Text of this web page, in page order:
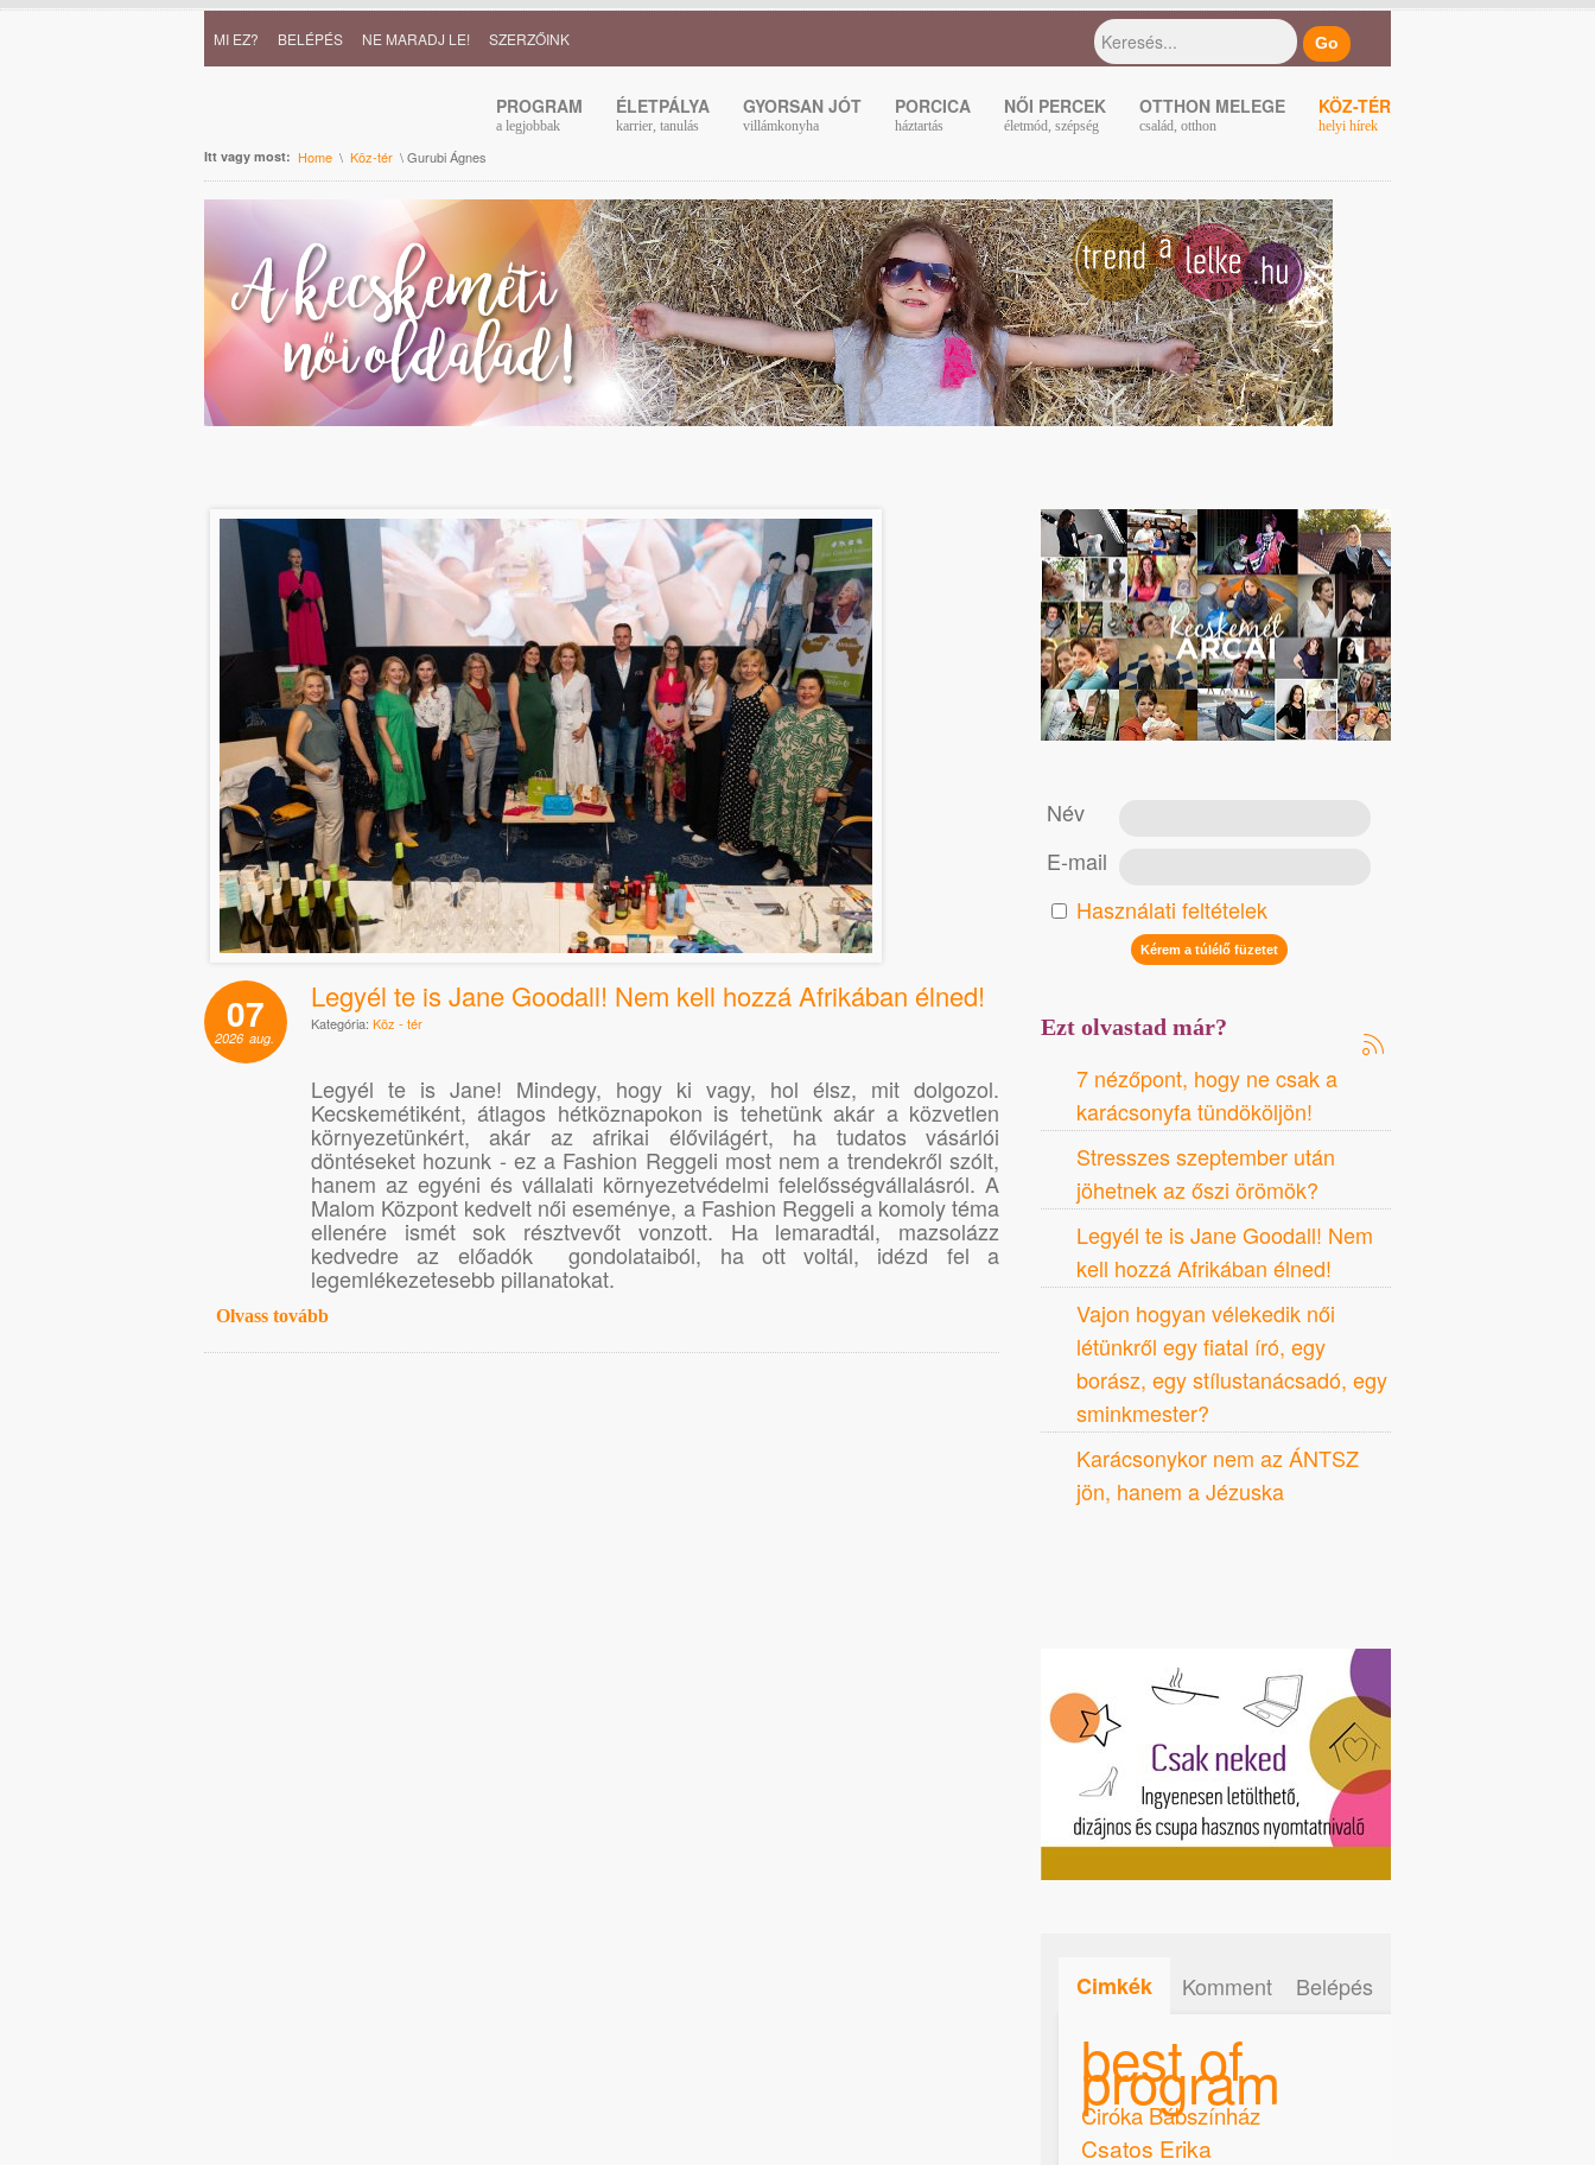
MI EZ? BELÉPÉS NE MARADJ LE! SZERZŐINK
PROGRAM
a legjobbak
ÉLETPÁLYA
karrier, tanulás
GYORSAN JÓT
villámkonyha
PORCICA
háztartás
NŐI PERCEK
életmód, szépség
OTTHON MELEGE
család, otthon
KÖZ-TÉR
helyi hírek
Itt vagy most: Home \ Köz-tér \ Gurubi Ágnes
07
2026 aug.
Legyél te is Jane Goodall! Nem kell hozzá Afrikában élned!
Kategória: Köz - tér
Legyél te is Jane! Mindegy, hogy ki vagy, hol élsz, mit dolgozol.
Kecskemétiként, átlagos hétköznapokon is tehetünk akár a közvetlen
környezetünkért, akár az afrikai élővilágért, ha tudatos vásárlói
döntéseket hozunk - ez a Fashion Reggeli most nem a trendekről szólt,
hanem az egyéni és vállalati környezetvédelmi felelősségvállalásról. A
Malom Központ kedvelt női eseménye, a Fashion Reggeli a komoly téma
ellenére ismét sok résztvevőt vonzott. Ha lemaradtál, mazsolázz
kedvedre az előadók gondolataiból, ha ott voltál, idézd fel a
legemlékezetesebb pillanatokat.
Olvass tovább
Név
E-mail
Használati feltételek
Ezt olvastad már?
7 nézőpont, hogy ne csak a
karácsonyfa tündököljön!
Stresszes szeptember után
jöhetnek az őszi örömök?
Legyél te is Jane Goodall! Nem
kell hozzá Afrikában élned!
Vajon hogyan vélekedik női
létünkről egy fiatal író, egy
borász, egy stílustanácsadó, egy
sminkmester?
Karácsonykor nem az ÁNTSZ
jön, hanem a Jézuska
Cimkék Komment Belépés
best of
program
Ciróka Bábszínház
Csatos Erika